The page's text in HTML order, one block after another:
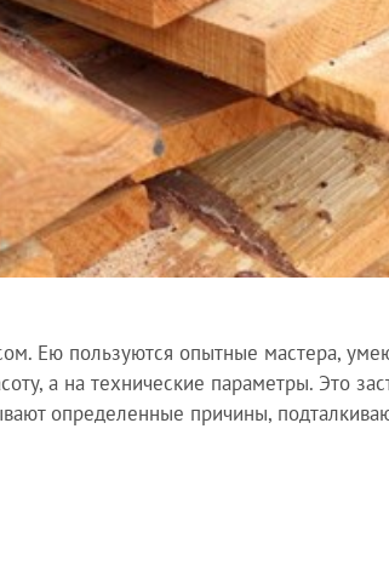
Ею пользуются опытные мастера,
а на технические параметры. Это
определенные причины,